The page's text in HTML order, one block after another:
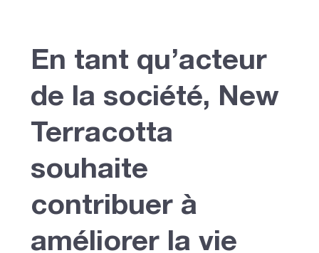
En tant qu’acteur
de la société, New
Terracotta
souhaite
contribuer à
améliorer la vie